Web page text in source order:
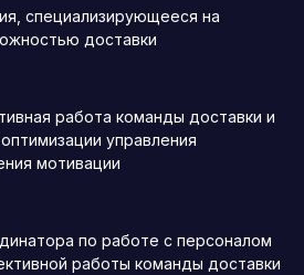
специализирующееся на
доставки
работа команды доставки и
управления
мотивации
по работе с персоналом
работы команды доставки